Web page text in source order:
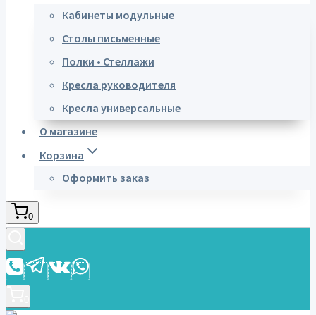
Кабинеты модульные
Столы письменные
Полки • Стеллажи
Кресла руководителя
Кресла универсальные
О магазине
Корзина
Оформить заказ
0